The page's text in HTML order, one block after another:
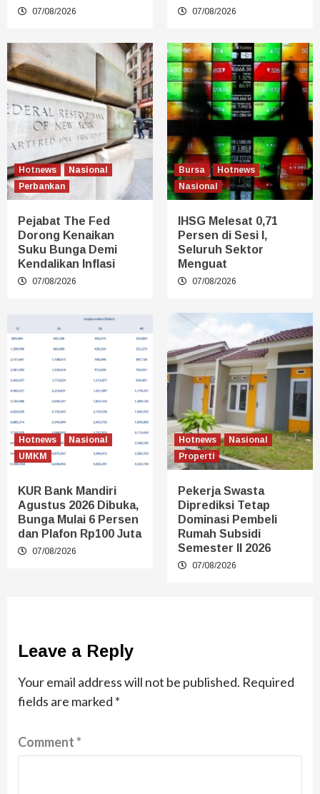
07/08/2026 07/08/2026
Hotnews
Nasional
Perbankan
Pejabat The Fed
Dorong Kenaikan
Suku Bunga Demi
Kendalikan Inflasi
07/08/2026
Bursa
Hotnews
Nasional
IHSG Melesat 0,71
Persen di Sesi I,
Seluruh Sektor
Menguat
07/08/2026
Hotnews
Nasional
UMKM
KUR Bank Mandiri
Agustus 2026 Dibuka,
Bunga Mulai 6 Persen
dan Plafon Rp100 Juta
07/08/2026
Hotnews
Nasional
Properti
Pekerja Swasta
Diprediksi Tetap
Dominasi Pembeli
Rumah Subsidi
Semester II 2026
07/08/2026
Leave a Reply
Your email address will not be published. Required
fields are marked *
Comment*